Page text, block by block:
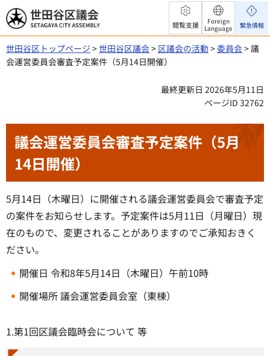
世田谷区議会
閲覧支援
Foreign
Language
緊急情報
世田谷区トップページ >世田谷区議会> 区議会の活動>委員会> 議
会運営委員会審査予定案件（5月14日開催）
最終更新日 2026年5月11日
ページID 32762
議会運営委員会審査予定案件（5月
14日開催）
5月14日（木曜日）に開催される議会運営委員会で審査予定
の案件をお知らせします。予定案件は5月11日（月曜日）現
在のもので、変更されることがありますのでご承知おきく
ださい。
開催日 令和8年5月14日（木曜日）午前10時
開催場所 議会運営委員会室（東棟）
1.第1回区議会臨時会について 等